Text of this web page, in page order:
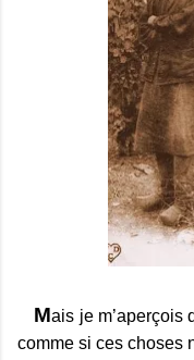
Mais je m’aperçois
comme si ces choses